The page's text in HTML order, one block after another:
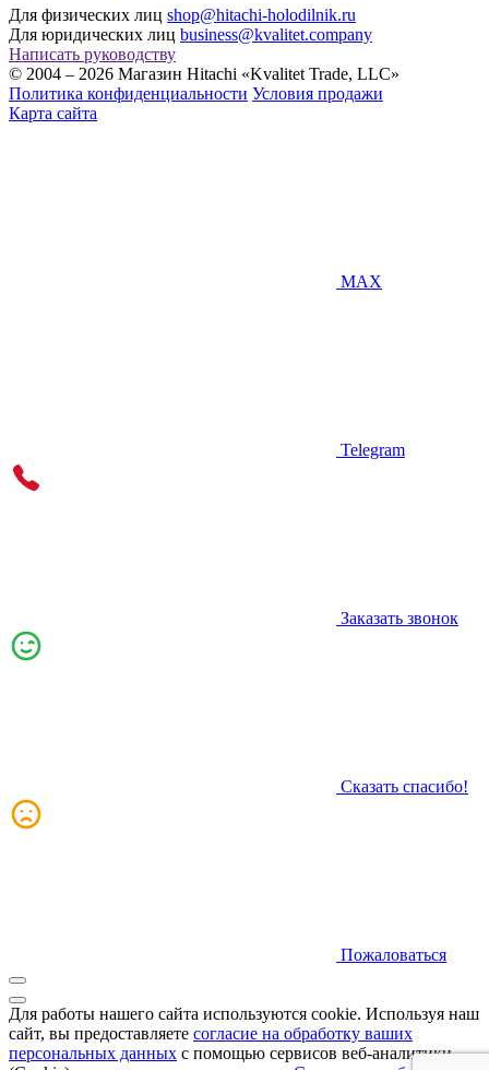
Для физических лиц shop@hitachi-holodilnik.ru
Для юридических лиц business@kvalitet.company
Написать руководству
© 2004 – 2026 Магазин Hitachi «Kvalitet Trade, LLC»
Политика конфиденциальности Условия продажи
Карта сайта
MAX
Telegram
Заказать звонок
Сказать спасибо!
Пожаловаться
Для работы нашего сайта используются cookie. Используя наш
сайт, вы предоставляете согласие на обработку ваших
персональных данных с помощью сервисов веб-аналитики